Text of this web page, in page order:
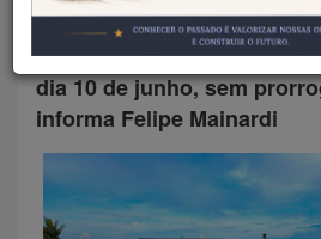
Redação DS 19/05/2026 Rural
O prazo final para a
dia 10 de junho, sem
informa Felipe Mainardi